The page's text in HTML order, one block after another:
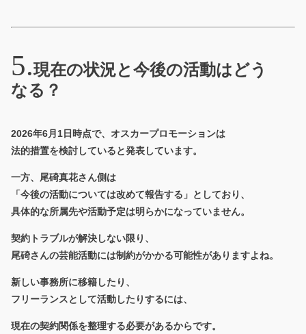
現在の状況と今後の活動はどう
なる？
2026年6月1日時点で、 オスカープロモーションは
法的措置を検討していると発表しています。
一方、尾碕真花さん側は
「今後の活動については改めて報告する」としており、
具体的な所属先や活動予定は明らかになっていません。
契約トラブルが解決しない限り、
尾碕さんの芸能活動には制約がかかる可能性がありますよね。
新しい事務所に移籍したり、
フリーランスとして活動したりするには、
現在の契約関係を整理する必要があるからです。